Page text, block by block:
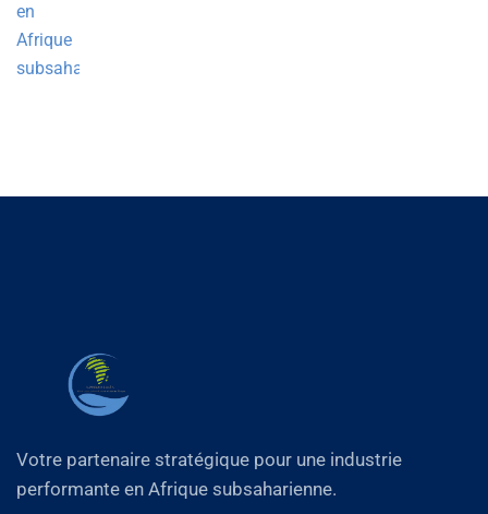
Votre partenaire stratégique pour une industrie
performante en Afrique subsaharienne.